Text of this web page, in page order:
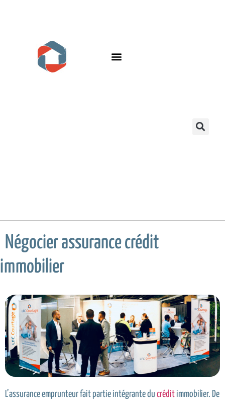
Négocier assurance crédit
immobilier
L’assurance emprunteur fait partie intégrante du crédit immobilier. De